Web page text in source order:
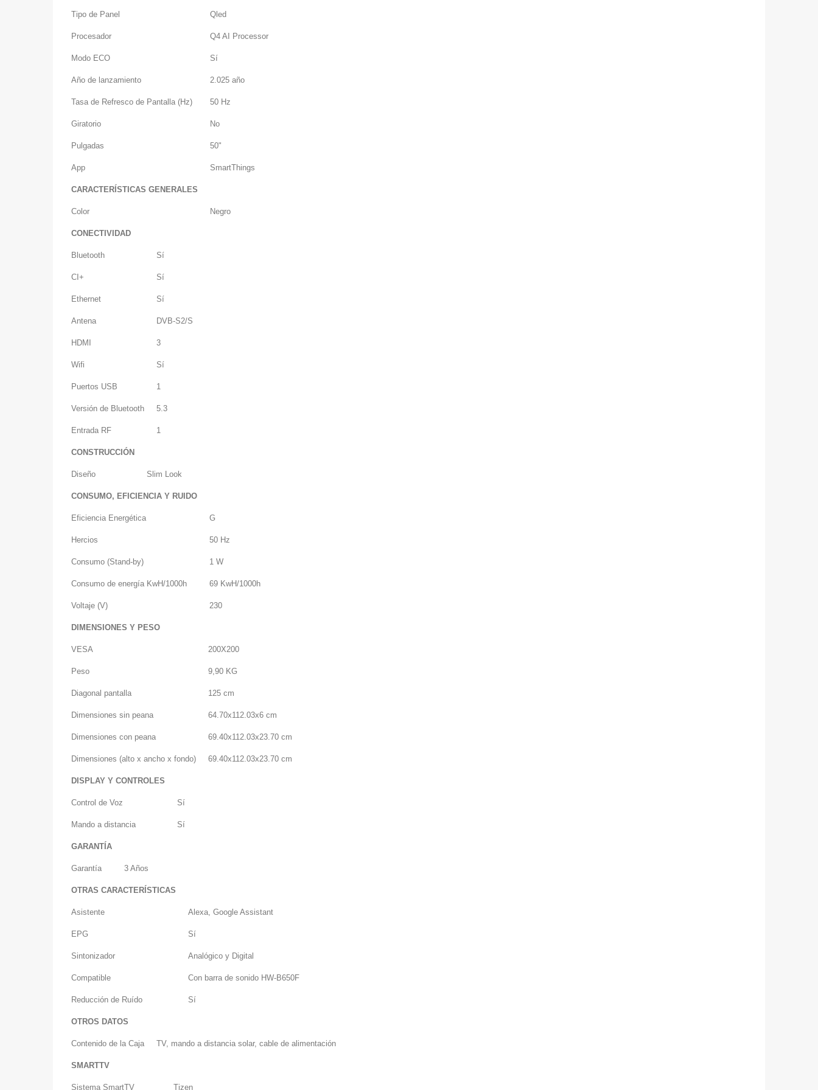
Tipo de Panel Qled
Procesador Q4 AI Processor
Modo ECO Sí
Año de lanzamiento 2.025 año
Tasa de Refresco de Pantalla (Hz) 50 Hz
Giratorio No
Pulgadas 50"
App SmartThings
CARACTERÍSTICAS GENERALES
Color Negro
CONECTIVIDAD
Bluetooth Sí
CI+ Sí
Ethernet Sí
Antena DVB-S2/S
HDMI 3
Wifi Sí
Puertos USB 1
Versión de Bluetooth 5.3
Entrada RF 1
CONSTRUCCIÓN
Diseño Slim Look
CONSUMO, EFICIENCIA Y RUIDO
Eficiencia Energética G
Hercios 50 Hz
Consumo (Stand-by) 1 W
Consumo de energía KwH/1000h 69 KwH/1000h
Voltaje (V) 230
DIMENSIONES Y PESO
VESA 200X200
Peso 9,90 KG
Diagonal pantalla 125 cm
Dimensiones sin peana 64.70x112.03x6 cm
Dimensiones con peana 69.40x112.03x23.70 cm
Dimensiones (alto x ancho x fondo) 69.40x112.03x23.70 cm
DISPLAY Y CONTROLES
Control de Voz Sí
Mando a distancia Sí
GARANTÍA
Garantía 3 Años
OTRAS CARACTERÍSTICAS
Asistente Alexa, Google Assistant
EPG Sí
Sintonizador Analógico y Digital
Compatible Con barra de sonido HW-B650F
Reducción de Ruído Sí
OTROS DATOS
Contenido de la Caja TV, mando a distancia solar, cable de alimentación
SMARTTV
Sistema SmartTV Tizen